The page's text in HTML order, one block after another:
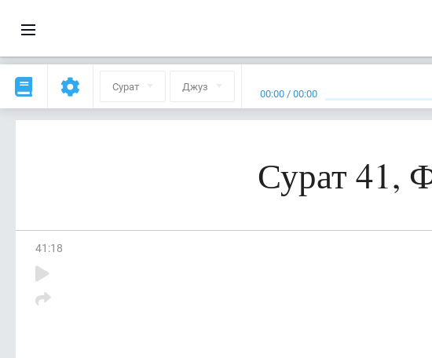
Сурат Джуз 00:00 /00:00
Сурат 41,
41 :18